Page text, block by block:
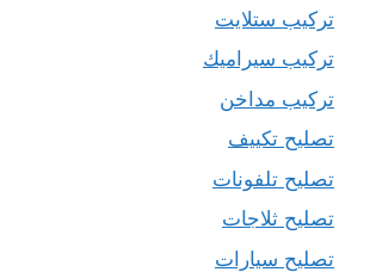
تركيب ستلايت
تركيب سيراميك
تركيب مداخن
تصليح تكييف
تصليح تلفونات
تصليح ثلاجات
تصليح سيارات